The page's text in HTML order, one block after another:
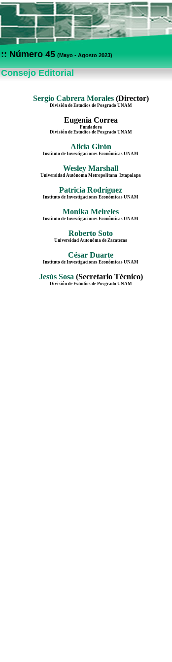
:: Número 45 (Mayo - Agosto 2023)
Consejo Editorial
Sergio Cabrera Morales (Director)
División de Estudios de Posgrado UNAM
Eugenia Correa
Fundadora
División de Estudios de Posgrado UNAM
Alicia Girón
Instituto de Investigaciones Económicas UNAM
Wesley Marshall
Universidad Autónoma Metropolitana ­ Iztapalapa
Patricia Rodríguez
Instituto de Investigaciones Económicas UNAM
Monika Meireles
Instituto de Investigaciones Económicas UNAM
Roberto Soto
Universidad Autonóma de Zacatecas
César Duarte
Instituto de Investigaciones Económicas UNAM
Jesús Sosa (Secretario Técnico)
División de Estudios de Posgrado UNAM